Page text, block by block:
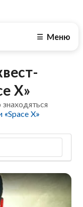
☰ Меню
X»
«Space X»